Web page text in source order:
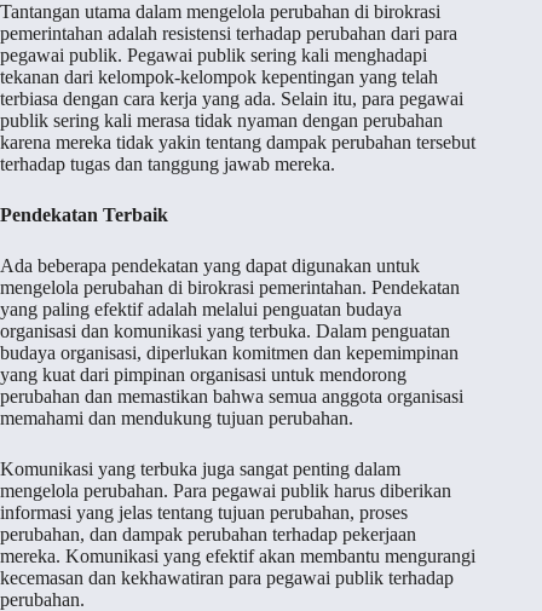
Tantangan utama dalam mengelola perubahan di birokrasi
pemerintahan adalah resistensi terhadap perubahan dari para
pegawai publik. Pegawai publik sering kali menghadapi
tekanan dari kelompok-kelompok kepentingan yang telah
terbiasa dengan cara kerja yang ada. Selain itu, para pegawai
publik sering kali merasa tidak nyaman dengan perubahan
karena mereka tidak yakin tentang dampak perubahan tersebut
terhadap tugas dan tanggung jawab mereka.
Pendekatan Terbaik
Ada beberapa pendekatan yang dapat digunakan untuk
mengelola perubahan di birokrasi pemerintahan. Pendekatan
yang paling efektif adalah melalui penguatan budaya
organisasi dan komunikasi yang terbuka. Dalam penguatan
budaya organisasi, diperlukan komitmen dan kepemimpinan
yang kuat dari pimpinan organisasi untuk mendorong
perubahan dan memastikan bahwa semua anggota organisasi
memahami dan mendukung tujuan perubahan.
Komunikasi yang terbuka juga sangat penting dalam
mengelola perubahan. Para pegawai publik harus diberikan
informasi yang jelas tentang tujuan perubahan, proses
perubahan, dan dampak perubahan terhadap pekerjaan
mereka. Komunikasi yang efektif akan membantu mengurangi
kecemasan dan kekhawatiran para pegawai publik terhadap
perubahan.